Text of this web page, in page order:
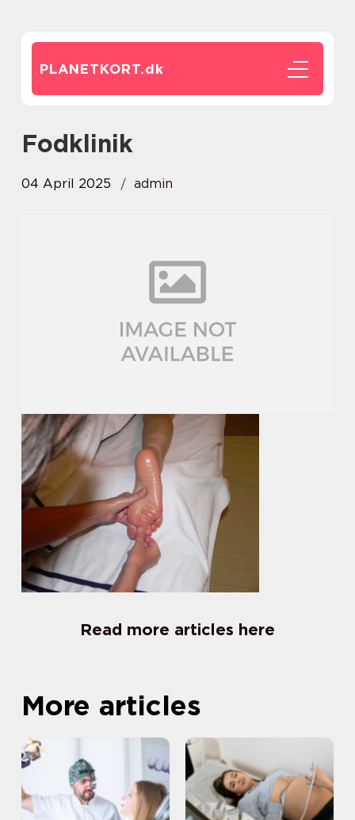
PLANETKORT.dk
fodklinik
04 April 2025 admin
Read more articles here
More articles